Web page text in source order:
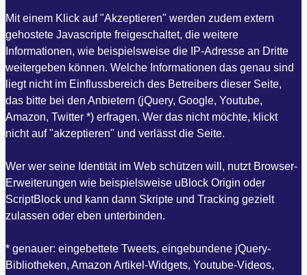
Mit einem Klick auf "Akzeptieren" werden zudem extern
gehostete Javascripte freigeschaltet, die weitere
Informationen, wie beispielsweise die IP-Adresse an Dritte
weitergeben können. Welche Informationen das genau sind
liegt nicht im Einflussbereich des Betreibers dieser Seite,
das bitte bei den Anbietern (jQuery, Google, Youtube,
Amazon, Twitter *) erfragen. Wer das nicht möchte, klickt
nicht auf "akzeptieren" und verlässt die Seite.
Wer wer seine Identität im Web schützen will, nutzt Browser-
Erweiterungen wie beispielsweise uBlock Origin oder
ScriptBlock und kann dann Skripte und Tracking gezielt
zulassen oder eben unterbinden.
* genauer: eingebettete Tweets, eingebundene jQuery-
Bibliotheken, Amazon Artikel-Widgets, Youtube-Videos,